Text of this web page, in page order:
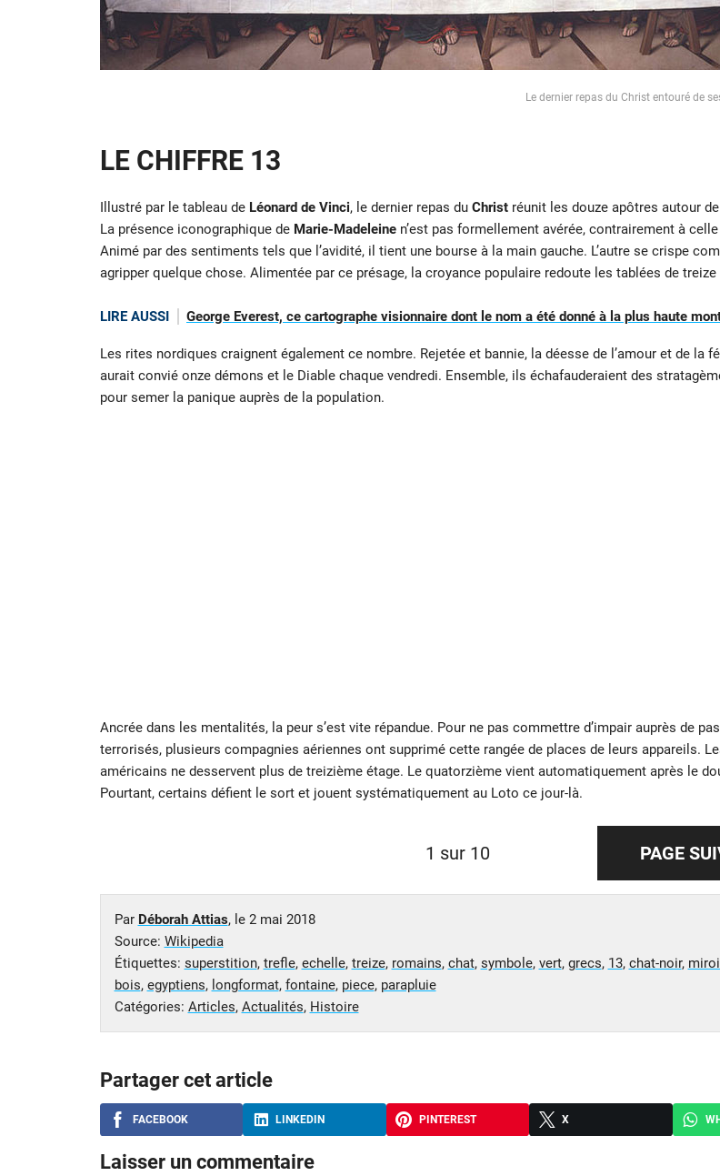
Le dernier repas du Christ entouré de
LE CHIFFRE 13
Illustré par le tableau de Léonard de Vinci, le dernier repas du Christ réunit les douze apôtres autour
La présence iconographique de Marie-Madeleinen’est pas formellement avérée, contrairement à
Animé par des sentiments tels que l’avidité, il tient une bourse à la main gauche. L’autre se crispe
agripper quelque chose. Alimentée par ce présage, la croyance populaire redoute les tablées de treize
LIRE AUSSI George Everest, ce cartographe visionnaire dont le nom a été donné à la plus haute
Les rites nordiques craignent également ce nombre. Rejetée et bannie, la déesse de l’amour et de la
aurait convié onze démons et le Diable chaque vendredi. Ensemble, ils échafauderaient des
pour semer la panique auprès de la population.
Ancrée dans les mentalités, la peur s’est vite répandue. Pour ne pas commettre d’impair auprès de
terrorisés, plusieurs compagnies aériennes ont supprimé cette rangée de places de leurs appareils.
américains ne desservent plus de treizième étage. Le quatorzième vient automatiquement après le
Pourtant, certains défient le sort et jouent systématiquement au Loto ce jour-là.
1 sur 10 PAGE
Par Déborah Attias, le 2 mai 2018
Source: Wikipedia
Étiquettes: superstition, trefle, echelle, treize, romains, chat, symbole, vert, grecs, 13, chat-noir,
bois, egyptiens, longformat, fontaine, piece, parapluie
Catégories: Articles, Actualités, Histoire
Partager cet article
FACEBOOK LINKEDIN PINTEREST X
Laisser un commentaire